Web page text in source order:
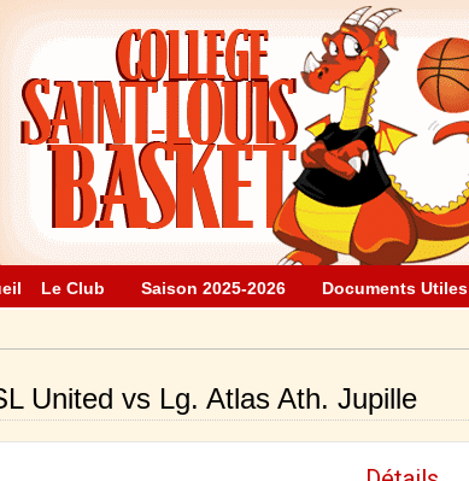
Le Club Saison 2025-2026 Documents Utiles
United vs Lg. Atlas Ath. Jupille